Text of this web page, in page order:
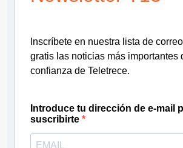
Inscríbete en nuestra lista de
gratis las noticias más importantes
confianza de Teletrece.
Introduce tu dirección de e-mail
suscribirte